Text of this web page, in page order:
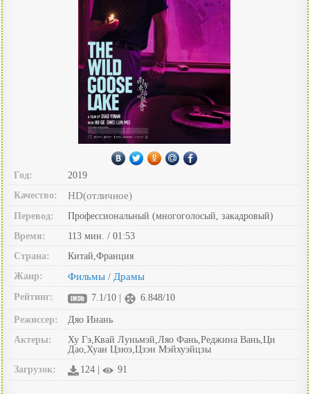
Год:
2019
Качество:
HD(отличное)
Перевод:
Профессиональный (многоголосый, закадровый)
Время:
113 мин. / 01:53
Страна:
Китай,Франция
Жанр:
Фильмы / Драмы
Рейтинг: 7.1/10 | 6.848/10
Режиссер:
Дяо Инань
Актеры:
Ху Гэ,Квай Луньмэй,Ляо Фань,Реджина Вань,Ци
Дао,Хуан Цзюэ,Цзэн Мэйхуэйцзы
Загрузок:
124 | 91